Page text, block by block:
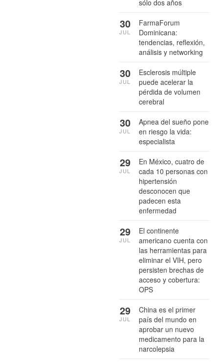
sólo dos años
FarmaForum
Dominicana:
tendencias, reflexión,
análisis y networking
30
JUL
Esclerosis múltiple
puede acelerar la
pérdida de volumen
cerebral
30
JUL
Apnea del sueño pone
en riesgo la vida:
especialista
30
JUL
En México, cuatro de
cada 10 personas con
hipertensión
desconocen que
padecen esta
enfermedad
29
JUL
El continente
americano cuenta con
las herramientas para
eliminar el VIH, pero
persisten brechas de
acceso y cobertura:
OPS
29
JUL
China es el primer
país del mundo en
aprobar un nuevo
medicamento para la
narcolepsia
29
JUL